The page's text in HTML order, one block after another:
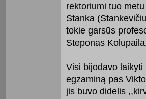
rektoriumi tuo
Stanka
tokie garsūs
Steponas
Visi bijodavo laikyti
egzaminą pas
jis buvo didelis